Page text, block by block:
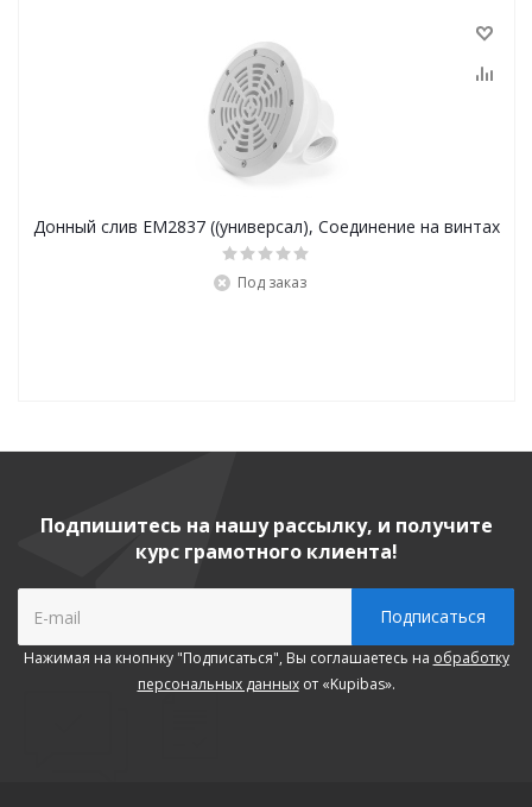
Донный слив EM2837 ((универсал), Соединение на винтах
Под заказ
Подпишитесь на нашу рассылку, и получите
курс грамотного клиента!
Нажимая на кнопнку "Подписаться", Вы соглашаетесь на обработку
персональных данныхот «Kupibas».